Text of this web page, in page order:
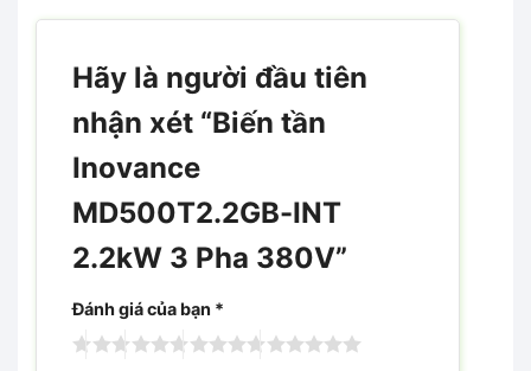
Hãy là người đầu tiên
nhận xét “Biến tần
Inovance
MD500T2.2GB-INT
2.2kW 3 Pha 380V”
Đánh giá của bạn *